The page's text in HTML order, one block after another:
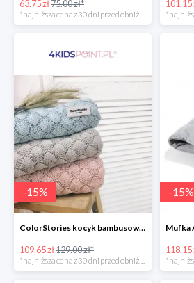
63.75 zł75.00 zł* 101.15
-15%
ColorStories kocyk bambusowy soft bamboo jasny szary -15%
109.65 zł129.00 zł*
*najniższa cena z 30 dni przed obniżką
-15%
118.15